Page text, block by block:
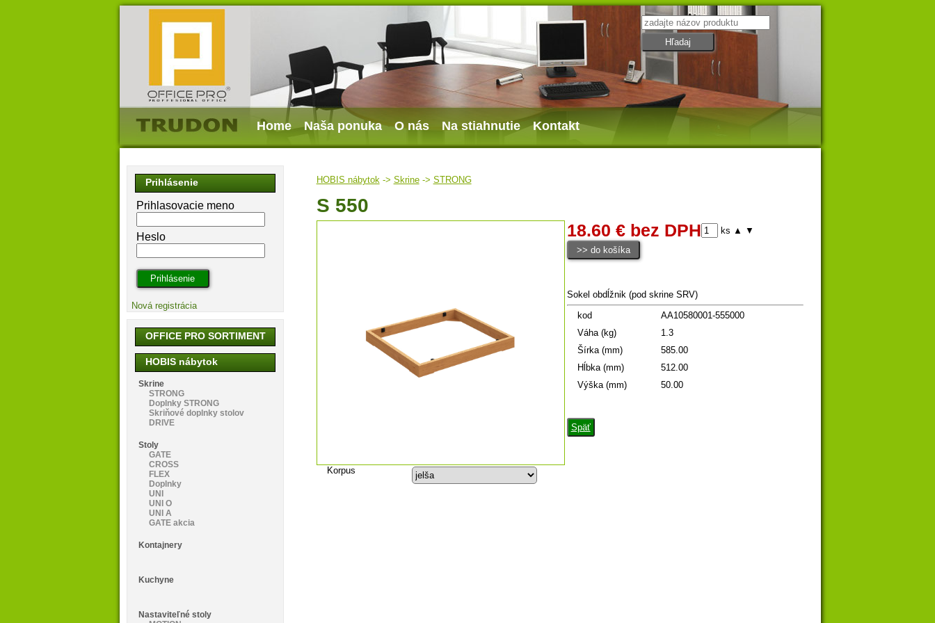
Home Naša ponuka O nás Na stiahnutie Kontakt
HOBIS nábytok-> Skrine-> STRONG
S 550
Korpus
18.60 € bez DPH ks ▲ ▼
Sokel obdĺžnik (pod skrine SRV)
kod
AA10580001-555000
Váha (kg)
1.3
Šírka (mm)
585.00
Hĺbka (mm)
512.00
Výška (mm)
50.00
Späť
Prihlásenie
Prihlasovacie meno
Heslo
Nová registrácia
OFFICE PRO SORTIMENT
HOBIS nábytok
Skrine
STRONG
Doplnky STRONG
Skriňové doplnky stolov
DRIVE
Stoly
GATE
CROSS
FLEX
Doplnky
UNI
UNI O
UNI A
GATE akcia
Kontajnery
Kuchyne
Nastaviteľné stoly